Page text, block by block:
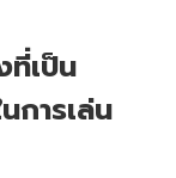
ที่เป็น
การเล่น